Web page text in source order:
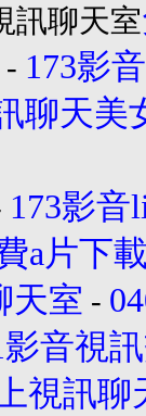
訊聊天室
- 173影
聊天美
173影音
a片下
天室 -
影音視
視訊聊